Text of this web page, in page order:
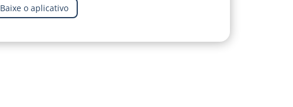
Baixe o aplicativo